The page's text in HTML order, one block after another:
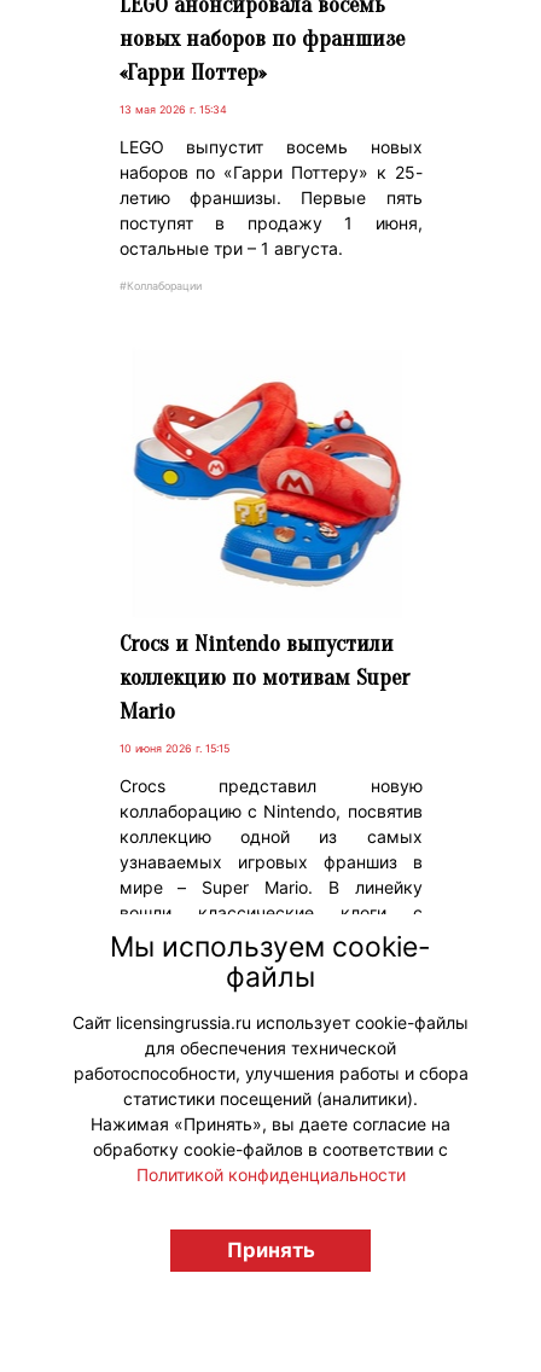
новых наборов по франшизе
«Гарри Поттер»
13 мая 2026 г. 15:34
LEGO выпустит восемь новых
наборов по «Гарри Поттеру» к 25-
летию франшизы. Первые пять
поступят в продажу 1 июня,
остальные три – 1 августа.
#Коллаборации
Crocs и Nintendo выпустили
коллекцию по мотивам Super
Mario
10 июня 2026 г. 15:15
Crocs представил новую
коллаборацию с Nintendo, посвятив
коллекцию одной из самых
узнаваемых игровых франшиз в
мире – Super Mario. В линейку
вошли классические клоги с
дизайнами Марио, Йоши, Боузера и
Принцессы Пич, а также
эксклюзивные джиббитсы с
символикой игры.
#Коллаборации
licensingrussia.ru, 2009-2026 12+
Мы используем cookie-
файлы
Сайт licensingrussia.ru использует cookie-файлы
для обеспечения технической
работоспособности, улучшения работы и сбора
статистики посещений (аналитики).
Нажимая «Принять», вы даете согласие на
обработку cookie-файлов в соответствии с
Политикой конфиденциальности
Принять